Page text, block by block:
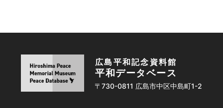
広島平和記念資料館
平和データベース
〒730-0811 広島市中区中島町1-2